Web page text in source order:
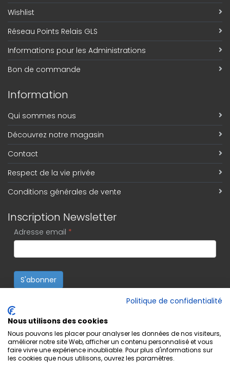
Wishlist
Réseau Points Relais GLS
Informations pour les Administrations
Bon de commande
Information
Qui sommes nous
Découvrez notre magasin
Contact
Respect de la vie privée
Conditions générales de vente
Inscription Newsletter
Adresse email *
S'abonner
Politique de confidentialité
Nous utilisons des cookies
Nous pouvons les placer pour analyser les données de nos visiteurs,
améliorer notre site Web, afficher un contenu personnalisé et vous
faire vivre une expérience inoubliable. Pour plus d'informations sur
les cookies que nous utilisons, ouvrez les paramètres.